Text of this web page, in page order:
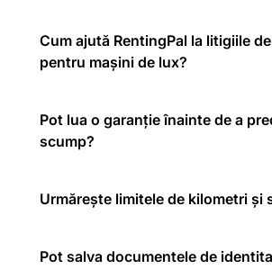
Cum ajută RentingPal la litigiile
pentru mașini de lux?
Pot lua o garanție înainte de a
scump?
Urmărește limitele de kilometri și
Pot salva documentele de